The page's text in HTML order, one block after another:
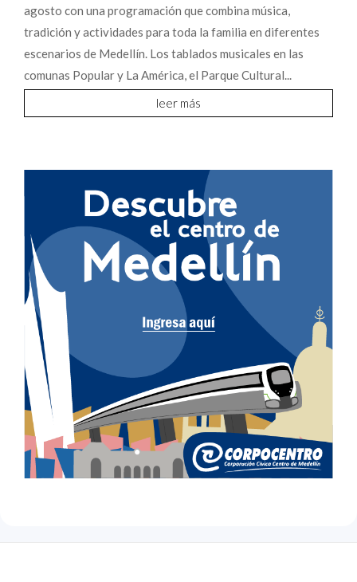
agosto con una programación que combina música,
tradición y actividades para toda la familia en diferentes
escenarios de Medellín. Los tablados musicales en las
comunas Popular y La América, el Parque Cultural...
leer más